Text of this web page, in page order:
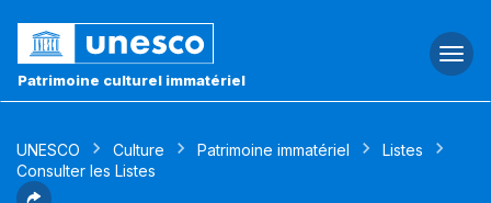
Patrimoine culturel immatériel
UNESCO Culture Patrimoine immatériel
Listes
Consulter les Listes